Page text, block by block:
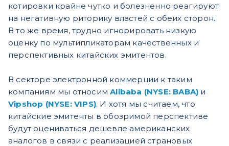
котировки крайне чутко и болезненно реагируют
на негативную риторику властей с обеих сторон.
В то же время, трудно игнорировать низкую
оценку по мультипликаторам качественных и
перспективных китайских эмитентов.
В секторе электронной коммерции к таким
компаниям мы относимAlibaba (NYSE: BABA) и
Vipshop (NYSE: VIPS). И хотя мы считаем, что
китайские эмитенты в обозримой перспективе
будут оцениваться дешевле американских
аналогов в связи с реализацией страновых